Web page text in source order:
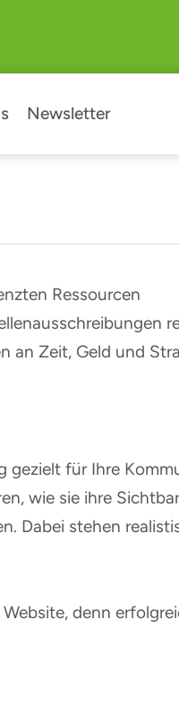
Newsletter
Ressourcen
an Zeit, Geld und
gezielt für Ihre
wie sie ihre
Dabei stehen
denn